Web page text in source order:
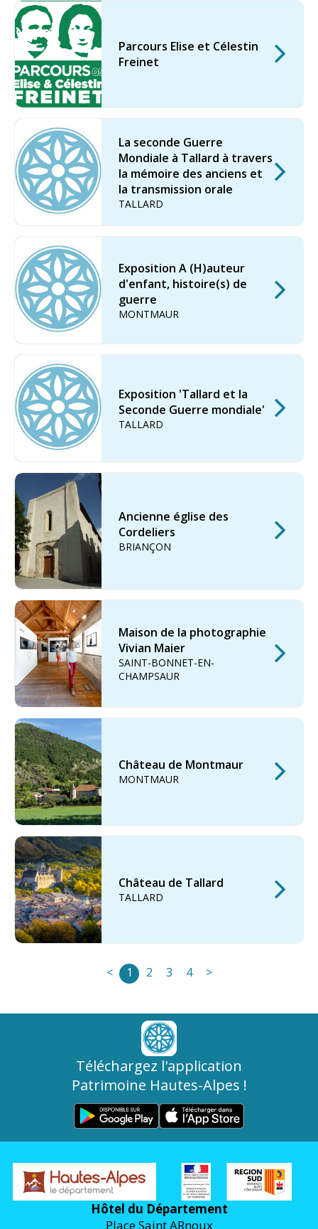
Parcours Elise et Célestin
Freinet
La seconde Guerre
Mondiale à Tallard à travers
la mémoire des anciens et
la transmission orale
TALLARD
Exposition A (H)auteur
d'enfant, histoire(s) de
guerre
MONTMAUR
Exposition 'Tallard et la
Seconde Guerre mondiale'
TALLARD
Ancienne église des
Cordeliers
BRIANÇON
Maison de la photographie
Vivian Maier
SAINT-BONNET-EN-
CHAMPSAUR
Château de Montmaur
MONTMAUR
Château de Tallard
TALLARD
< 1 2 3 4 >
Téléchargez l'application
Patrimoine Hautes-Alpes !
Hôtel du Département
Place Saint ARnoux